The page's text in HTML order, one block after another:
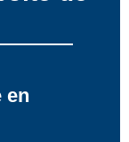
en